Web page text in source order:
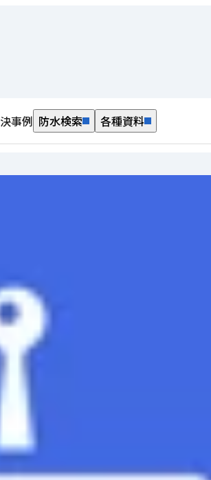
事例 防水検索 各種資料